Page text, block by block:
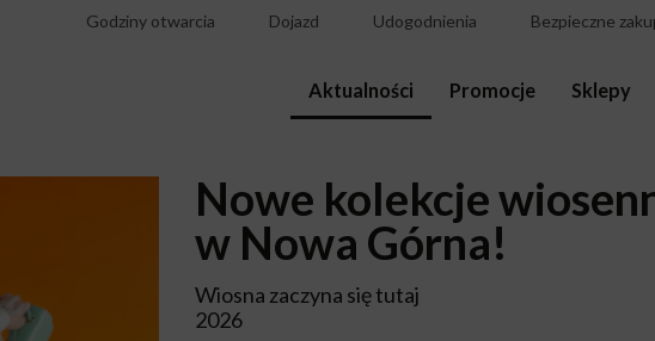
Godziny otwarcia Dojazd Udogodnienia Bezpieczne
Aktualności Promocje Sklepy
Nowe kolekcje
w Nowa Górna!
Wiosna zaczyna się tutaj
2026